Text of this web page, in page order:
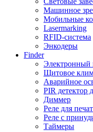
Машинное
Мобильные
Lasermarking
RFID-система
Энкодеры
Finder
Электронный
Щитовое
Аварийное
PIR детектор
Диммер
Реле для
Реле с
Таймеры